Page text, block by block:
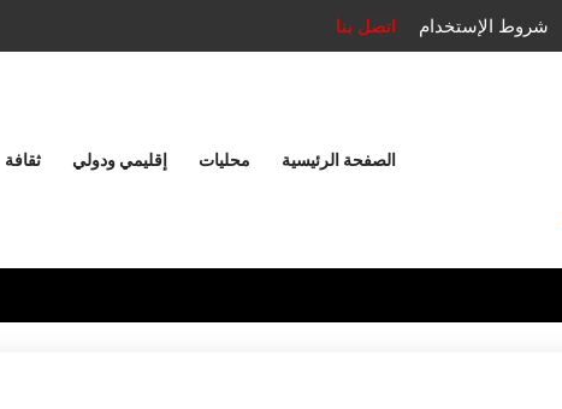
شروط الإستخدام اتصل بنا
الصفحة الرئيسية محليات إقليمي ودولي ثقافة